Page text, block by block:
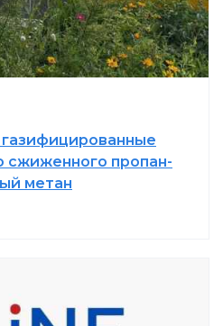
сжиженного пропан-
метан